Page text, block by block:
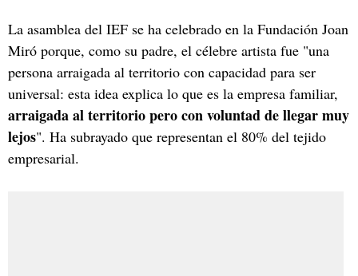
La asamblea del IEF se ha celebrado en la Fundación Joan
Miró porque, como su padre, el célebre artista fue "una
persona arraigada al territorio con capacidad para ser
universal: esta idea explica lo que es la empresa familiar,
arraigada al territorio pero con voluntad de llegar muy
lejos". Ha subrayado que representan el 80% del tejido
empresarial.